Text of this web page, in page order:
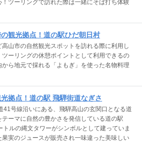
ツーリングで訪れた際は一緒にそば打ち体験
観光拠点！道の駅ひだ朝日村
山市の自然観光スポットを訪れる際に利用し
ーリングの休憩ポイントとして利用できるの
ら地元で採れる「よもぎ」を使った名物料理
拠点！道の駅 飛騨街道なぎさ
41号線沿いにある、飛騨高山の玄関口となる道
ーマに自然の豊かさを発信している道の駅
ルの縄文タワーがシンボルとして建っていま
実のジュースが販売され一味違った美味しい